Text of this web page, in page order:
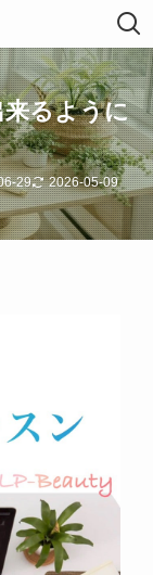
るように
29 2026-05-09